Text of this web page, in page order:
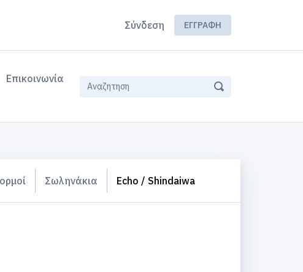
Σύνδεση ΕΓΓΡΑΦΉ
Επικοινωνία
Σωληνάκια Echo / Shindaiwa